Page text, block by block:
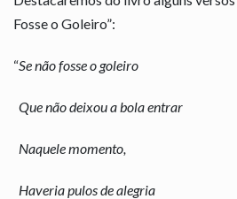
Fosse o Goleiro”:
“Se não fosse o goleiro
Que não deixou a bola entrar
Naquele momento,
Haveria pulos de alegria